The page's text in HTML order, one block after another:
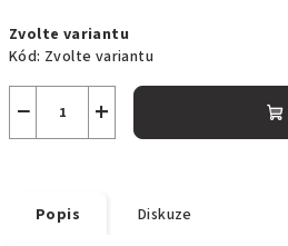
cena:
Zvolte variantu
Kód: Zvolte variantu
+
−
Popis Diskuze